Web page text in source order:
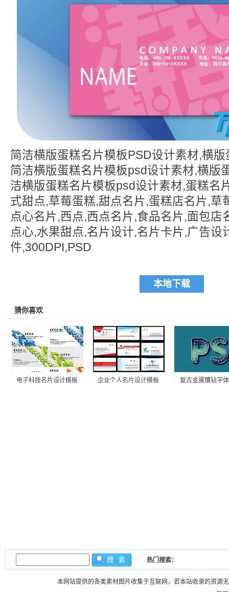
简洁横版蛋糕名片模板PSD设计素材,横
简洁横版蛋糕名片模板psd设计素材,横版
洁横版蛋糕名片模板psd设计素材,蛋糕名
式甜点,草莓蛋糕,甜点名片,蛋糕店名片,草
点心名片,西点,西点名片,食品名片,面包店
点心,水果甜点,名片设计,名片卡片,广告设
件,300DPI,PSD
本地下载
猜你喜欢
电子科技名片设计模板 企业个人名片设计模板 复古金属镶钻字
热门搜索：
本网站提供的各类素材图片收集于互联网，若本站收录的资源